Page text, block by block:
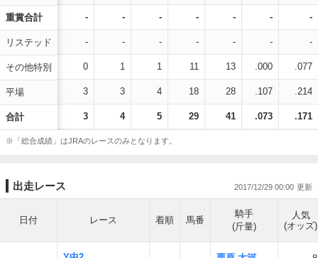
重賞合計
リステッド
その他特別
平場
合計
- - - - - - -
- - - - - - -
0 1 1 11 13 .000 .077
3 3 4 18 28 .107 .214
3 4 5 29 41 .073 .171
※「総合成績」はJRAのレースのみとなります。
出走レース 2017/12/29 00:00
日付 レース 着順 馬番
騎手
(斤量)
人気
(オッズ)